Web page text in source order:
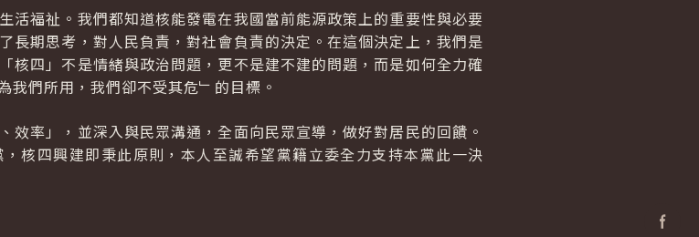
活福祉。我們都知道核能發電在我國當前能源政策上的重要性與必要
長期思考，對人民負責，對社會負責的決定。在這個決定上，我們是
核四」不是情緒與政治問題，更不是建不建的問題，而是如何全力確
們所用，我們卻不受其危﹂的目標。
效率」，並深入與民眾溝通，全面向民眾宣導，做好對居民的回饋。
核四興建即秉此原則，本人至誠希望黨籍立委全力支持本黨此一決